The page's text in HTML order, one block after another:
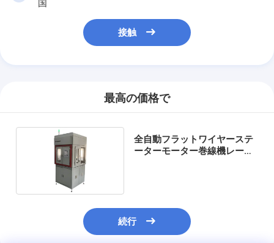
国
接触
最高の価格で
全自動フラットワイヤーステ
ーターモーター巻線機レーザ
続行